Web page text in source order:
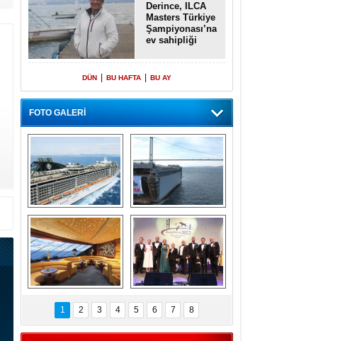
Derince, ILCA
Masters Türkiye
Şampiyonası’na
ev sahipliği
DÜN BU HAFTA BU AY
FOTO GALERİ
“Gemi içinde gemi”
konsepti ile MSC
Splendida
Dünyada tek!
Denizaltı yüzer
havuzu intikal
seyrine başladı
MSC'den 55 milyon
euroluk turizm geliri
müjdesi
5. Bosphorus Ship
Brokers Dinner,
İstanbul’da yapıldı
1 2 3 4 5 6 7 8